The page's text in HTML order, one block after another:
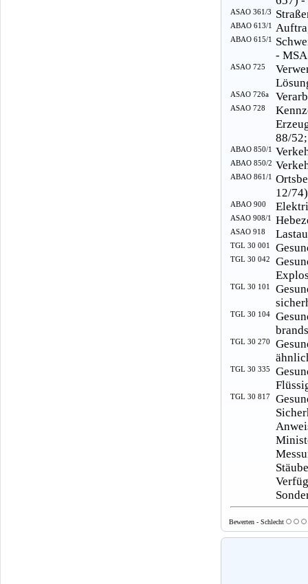
ASAO 361/3
ABAO 613/1
ABAO 615/1
-
ASAO 725
ASAO 726a
ASAO 728
88/
ABAO 850/1
ABAO 850/2
ABAO 861/1
12/
ABAO 900
ASAO 908/1
ASAO 918
TGL 30 001
TGL 30 042
TGL 30 101
TGL 30 104
TGL 30 270
TGL 30 335
TGL 30 817
Bewerten - Schlecht